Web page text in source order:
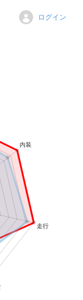
ログイン